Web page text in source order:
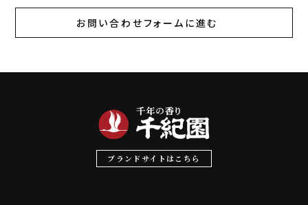
お問い合わせフォームに進む
ブランドサイトはこちら